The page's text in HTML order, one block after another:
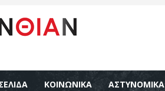
ΚΟΙΝΩΝΙΚΆ ΑΣΤΥΝΟΜΙΚΆ